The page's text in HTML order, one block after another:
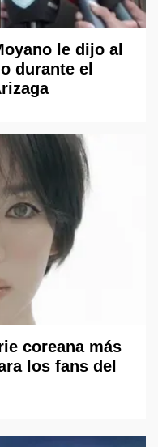
le dijo al
durante el
coreana más
los fans del